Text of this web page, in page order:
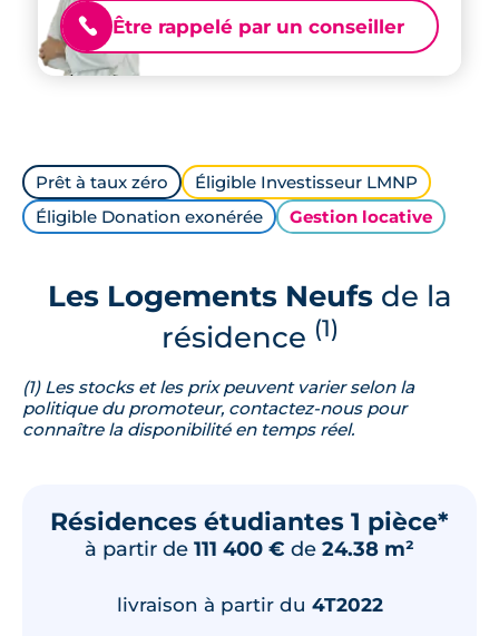
📞 Être rappelé par un conseiller
Prêt à taux zéro
Éligible Investisseur LMNP
Éligible Donation exonérée
Gestion locative
Les Logements Neufsde la
résidence (1)
(1) Les stocks et les prix peuvent varier selon la
politique du promoteur, contactez-nous pour
connaître la disponibilité en temps réel.
Résidences étudiantes 1 pièce*
à partir de 111 400 € de 24.38 m²
livraison à partir du 4T2022